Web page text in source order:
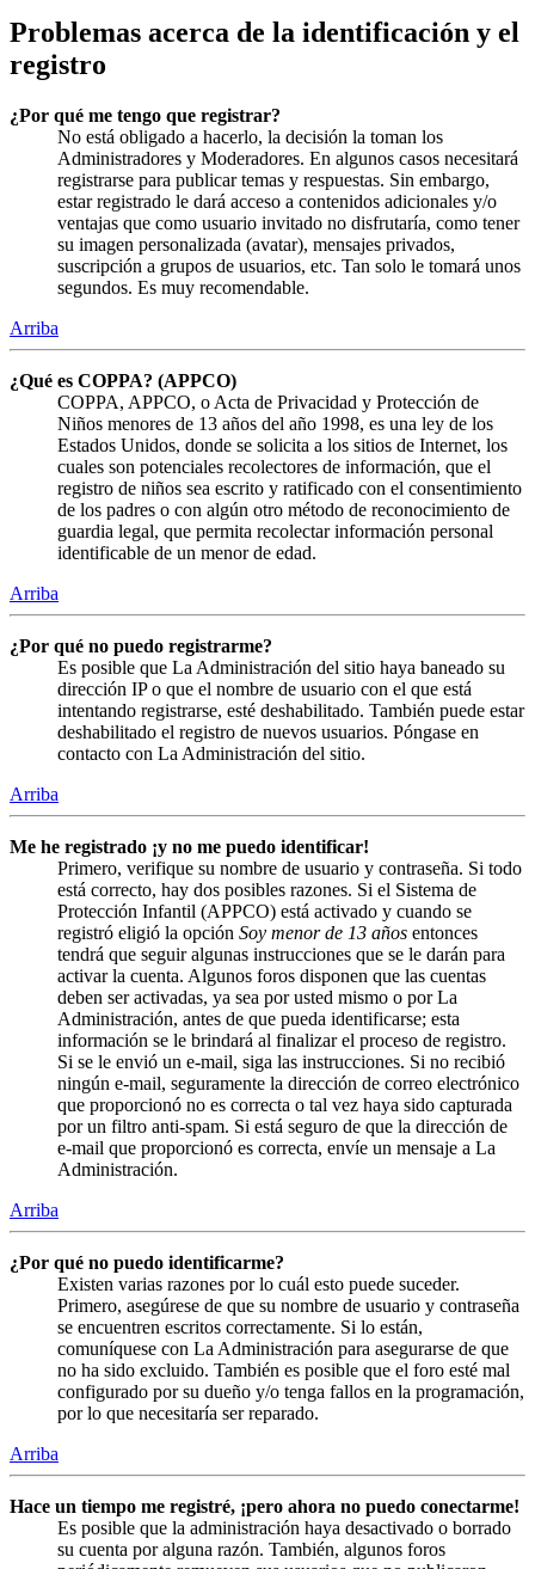
Problemas acerca de la identificación y el
registro
¿Por qué me tengo que registrar?
No está obligado a hacerlo, la decisión la toman los
Administradores y Moderadores. En algunos casos necesitará
registrarse para publicar temas y respuestas. Sin embargo,
estar registrado le dará acceso a contenidos adicionales y/o
ventajas que como usuario invitado no disfrutaría, como tener
su imagen personalizada (avatar), mensajes privados,
suscripción a grupos de usuarios, etc. Tan solo le tomará unos
segundos. Es muy recomendable.
Arriba
¿Qué es COPPA? (APPCO)
COPPA, APPCO, o Acta de Privacidad y Protección de
Niños menores de 13 años del año 1998, es una ley de los
Estados Unidos, donde se solicita a los sitios de Internet, los
cuales son potenciales recolectores de información, que el
registro de niños sea escrito y ratificado con el consentimiento
de los padres o con algún otro método de reconocimiento de
guardia legal, que permita recolectar información personal
identificable de un menor de edad.
Arriba
¿Por qué no puedo registrarme?
Es posible que La Administración del sitio haya baneado su
dirección IP o que el nombre de usuario con el que está
intentando registrarse, esté deshabilitado. También puede estar
deshabilitado el registro de nuevos usuarios. Póngase en
contacto con La Administración del sitio.
Arriba
Me he registrado ¡y no me puedo identificar!
Primero, verifique su nombre de usuario y contraseña. Si todo
está correcto, hay dos posibles razones. Si el Sistema de
Protección Infantil (APPCO) está activado y cuando se
registró eligió la opción Soy menor de 13 años entonces
tendrá que seguir algunas instrucciones que se le darán para
activar la cuenta. Algunos foros disponen que las cuentas
deben ser activadas, ya sea por usted mismo o por La
Administración, antes de que pueda identificarse; esta
información se le brindará al finalizar el proceso de registro.
Si se le envió un e-mail, siga las instrucciones. Si no recibió
ningún e-mail, seguramente la dirección de correo electrónico
que proporcionó no es correcta o tal vez haya sido capturada
por un filtro anti-spam. Si está seguro de que la dirección de
e-mail que proporcionó es correcta, envíe un mensaje a La
Administración.
Arriba
¿Por qué no puedo identificarme?
Existen varias razones por lo cuál esto puede suceder.
Primero, asegúrese de que su nombre de usuario y contraseña
se encuentren escritos correctamente. Si lo están,
comuníquese con La Administración para asegurarse de que
no ha sido excluido. También es posible que el foro esté mal
configurado por su dueño y/o tenga fallos en la programación,
por lo que necesitaría ser reparado.
Arriba
Hace un tiempo me registré, ¡pero ahora no puedo conectarme!
Es posible que la administración haya desactivado o borrado
su cuenta por alguna razón. También, algunos foros